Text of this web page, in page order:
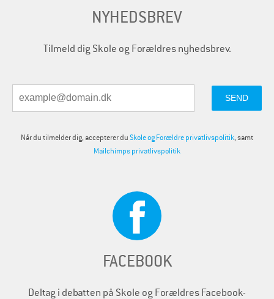
NYHEDSBREV
Tilmeld dig Skole og Forældres nyhedsbrev.
Når du tilmelder dig, accepterer duSkole og Forældre privatlivspolitik, samt
Mailchimps privatlivspolitik
FACEBOOK
Deltag i debatten på Skole og Forældres Facebook-